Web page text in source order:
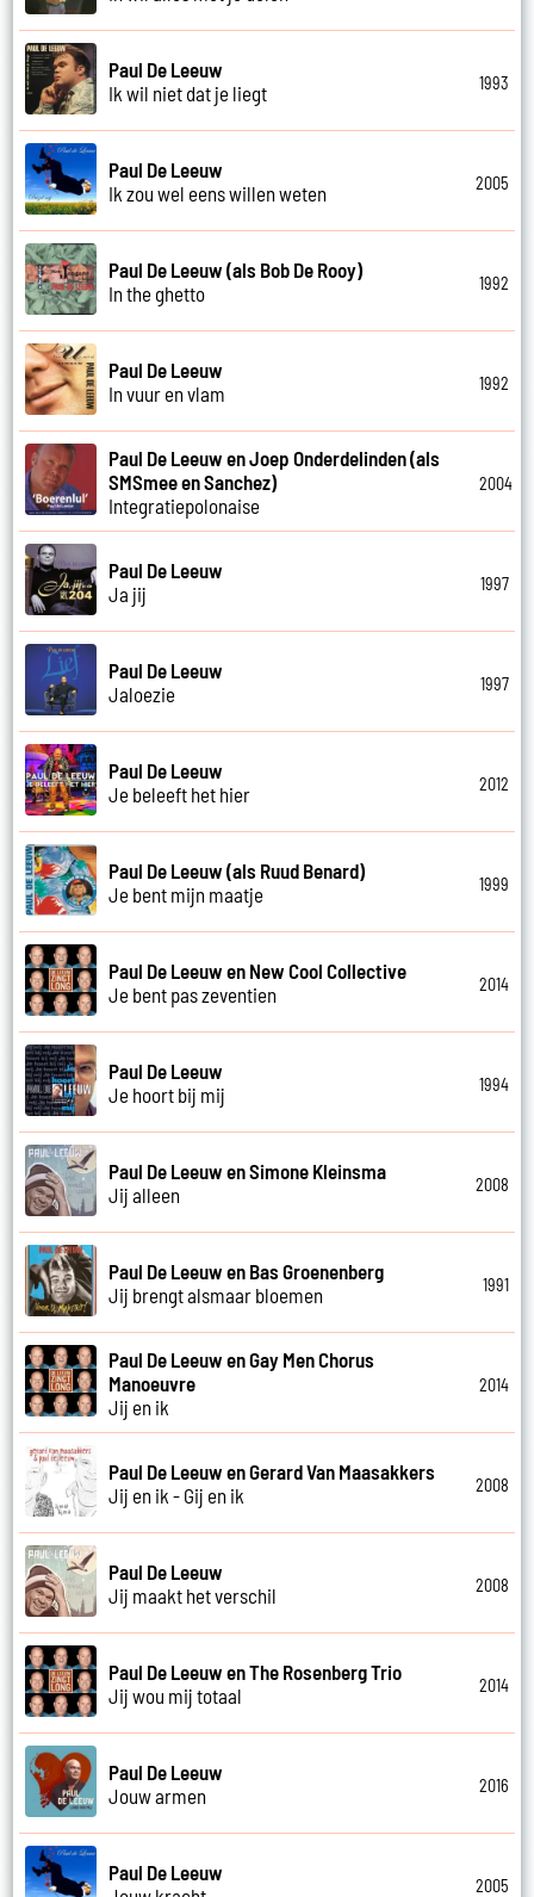
Paul De Leeuw
Ik wil niet dat je liegt
1993
Paul De Leeuw
Ik zou wel eens willen weten
2005
Paul De Leeuw (als Bob De Rooy)
In the ghetto
1992
Paul De Leeuw
In vuur en vlam
1992
Paul De Leeuw en Joep Onderdelinden (als
SMSmee en Sanchez)
Integratiepolonaise
2004
Paul De Leeuw
Ja jij
1997
Paul De Leeuw
Jaloezie
1997
Paul De Leeuw
Je beleeft het hier
2012
Paul De Leeuw (als Ruud Benard)
Je bent mijn maatje
1999
Paul De Leeuw en New Cool Collective
Je bent pas zeventien
2014
Paul De Leeuw
Je hoort bij mij
1994
Paul De Leeuw en Simone Kleinsma
Jij alleen
2008
Paul De Leeuw en Bas Groenenberg
Jij brengt alsmaar bloemen
1991
Paul De Leeuw en Gay Men Chorus
Manoeuvre
Jij en ik
2014
Paul De Leeuw en Gerard Van Maasakkers
Jij en ik - Gij en ik
2008
Paul De Leeuw
Jij maakt het verschil
2008
Paul De Leeuw en The Rosenberg Trio
Jij wou mij totaal
2014
Paul De Leeuw
Jouw armen
2016
Paul De Leeuw
2005